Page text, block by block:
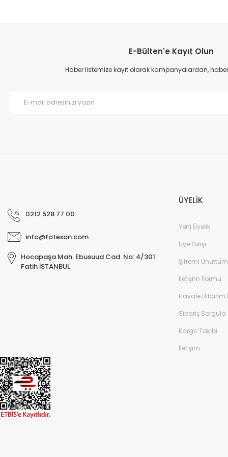
Ürün resmi kalitesiz, bozuk veya görüntülenemiyor.
Ürün açıklamasında eksik bilgiler bulunuyor.
E-Bülten'e Kayıt Olun
Haber listemize kayıt olarak kampanyalardan,
0212 528 77 00
info@fotexon.com
Hocapaşa Mah. Ebusuud Cad. No: 4/301
Fatih İSTANBUL
ÜYELİK
Yeni Üyelik
Üye Girişi
Şifremi Unuttum
İletişim Formu
Havale Bildirim
Sipariş Sorgula
Kargo Takibi
İletişim